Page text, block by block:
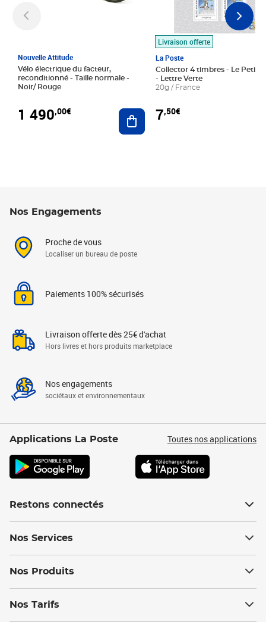
Nouvelle Attitude
Vélo électrique du facteur,
reconditionné - Taille normale -
Noir/ Rouge
1 490,00€ Ajouter au panier
Livraison offerte
La Poste
Collector 4 timbres - Le Petit
- Lettre Verte
20g / France
7,50€
Nos Engagements
Proche de vous
Localiser un bureau de poste
Paiements 100% sécurisés
Livraison offerte dès 25€ d'achat
Hors livres et hors produits marketplace
Nos engagements
sociétaux et environnementaux
Applications La Poste Toutes nos applications
Restons connectés
Nos Services
Nos Produits
Nos Tarifs